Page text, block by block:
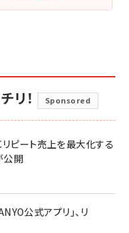
リ！ Sponsored
リピート売上を最大化する
公開
公式アプリ」、リ